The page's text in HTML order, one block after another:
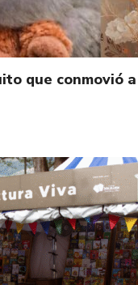
que conmovió a